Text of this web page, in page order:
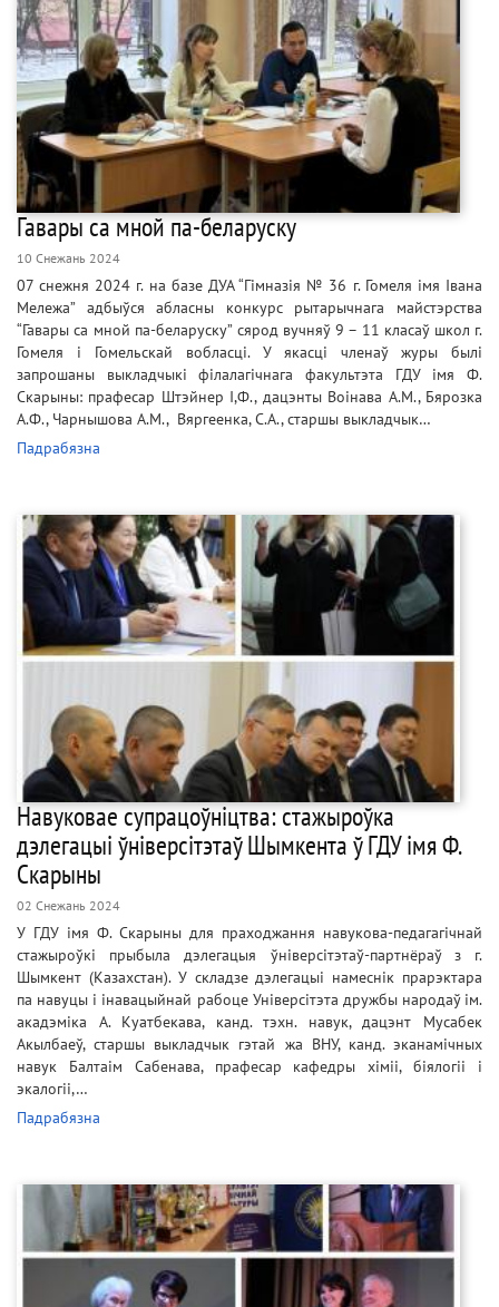
Гавары са мной па-беларуску
10 Снежань 2024
07 снежня 2024 г. на базе ДУА “Гімназія № 36 г. Гомеля імя Івана
Мележа” адбыўся абласны конкурс рытарычнага майстэрства
“Гавары са мной па-беларуску” сярод вучняў 9 – 11 класаў школ г.
Гомеля і Гомельскай вобласці. У якасці членаў журы былі
запрошаны выкладчыкі філалагічнага факультэта ГДУ імя Ф.
Скарыны: прафесар Штэйнер I,Ф., дацэнты Воінава А.М., Бярозка
А.Ф., Чарнышова А.М., Вяргеенка, С.А., старшы выкладчык…
Падрабязна
Навуковае супрацоўніцтва: стажыроўка
дэлегацыі ўніверсітэтаў Шымкента ў ГДУ імя Ф.
Скарыны
02 Снежань 2024
У ГДУ імя Ф. Скарыны для праходжання навукова-педагагічнай
стажыроўкі прыбыла дэлегацыя ўніверсітэтаў-партнёраў з г.
Шымкент (Казахстан). У складзе дэлегацыі намеснік прарэктара
па навуцы і інавацыйнай рабоце Універсітэта дружбы народаў ім.
акадэміка А. Куатбекава, канд. тэхн. навук, дацэнт Мусабек
Акылбаеў, старшы выкладчык гэтай жа ВНУ, канд. эканамічных
навук Балтаім Сабенава, прафесар кафедры хіміі, біялогіі і
экалогіі,…
Падрабязна